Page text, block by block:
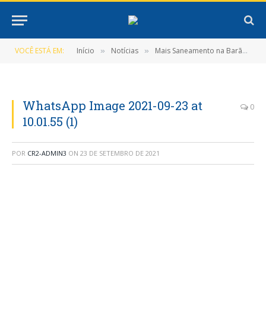
VOCÊ ESTÁ EM: Início » Notícias » Mais Saneamento na Barão
WhatsApp Image 2021-09-23 at
10.01.55 (1)
0
POR CR2-ADMIN3 ON 23 DE SETEMBRO DE 2021